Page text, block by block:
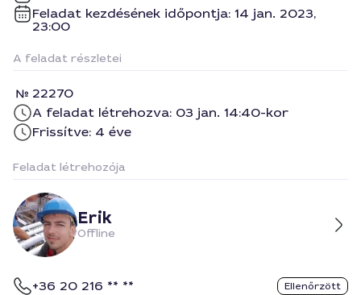
Feladat kezdésének időpontja: 14 jan. 2023,
23:00
A feladat részletei
22270
A feladat létrehozva: 03 jan. 14:40-kor
Frissítve: 4 éve
Feladat létrehozója
Erik
Offline
+36 20 216 ** ** Ellenőrzött